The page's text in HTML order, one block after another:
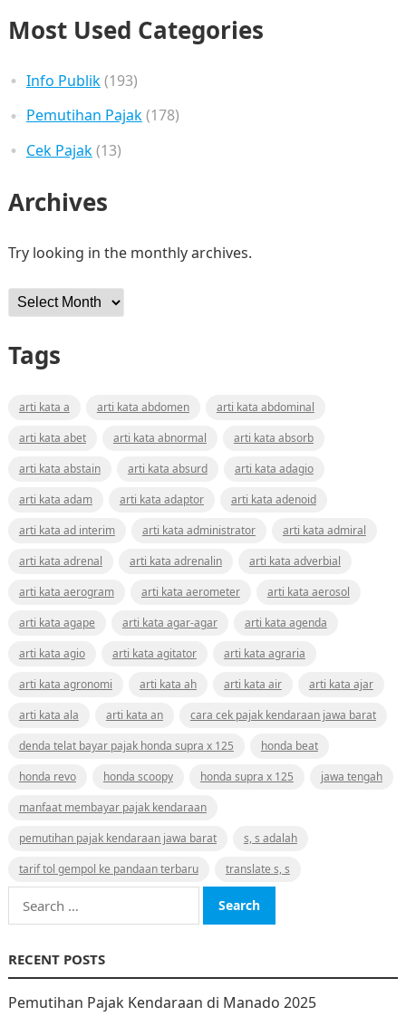
Most Used Categories
Info Publik(193)
Pemutihan Pajak(178)
Cek Pajak(13)
Archives
Try looking in the monthly archives.
Archives
Tags
arti kata a arti kata abdomen
arti kata abdominal
arti kata abet
arti kata abnormal
arti kata absorb
arti kata abstain
arti kata absurd
arti kata adagio
arti kata adam
arti kata adaptor
arti kata adenoid
arti kata ad interim
arti kata administrator
arti kata admiral
arti kata adrenal
arti kata adrenalin
arti kata adverbial
arti kata aerogram
arti kata aerometer
arti kata aerosol
arti kata agape
arti kata agar-agar
arti kata agenda
arti kata agio
arti kata agitator
arti kata agraria
arti kata agronomi
arti kata ah arti kata air
arti kata ajar
arti kata ala
arti kata an
cara cek pajak kendaraan jawa barat
denda telat bayar pajak honda supra x 125
honda beat
honda revo
honda scoopy honda supra x 125
jawa tengah
manfaat membayar pajak kendaraan
pemutihan pajak kendaraan jawa barat
s, s adalah
tarif tol gempol ke pandaan terbaru
translate s, s
Search
for:
RECENT POSTS
Pemutihan Pajak Kendaraan di Manado 2025